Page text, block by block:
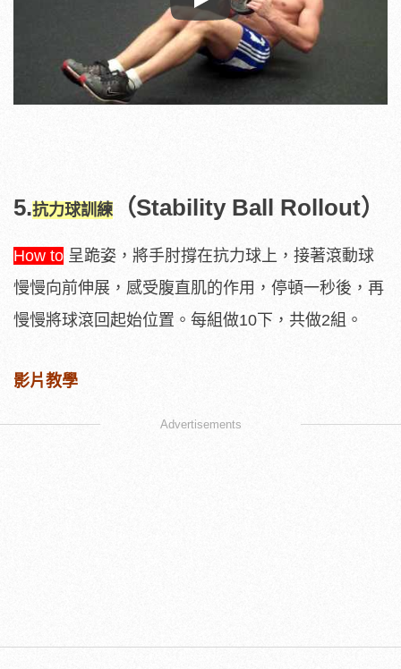
Play
5.抗力球訓練 （Stability Ball Rollout）
How to 呈跪姿，將手肘撐在抗力球上，接著滾動球
慢慢向前伸展，感受腹直肌的作用，停頓一秒後，再
慢慢將球滾回起始位置。每組做10下，共做2組。
影片教學
Advertisements